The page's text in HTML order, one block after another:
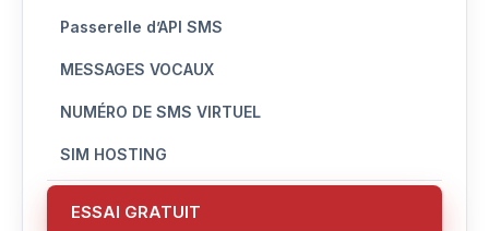
Passerelle d’API SMS
MESSAGES VOCAUX
NUMÉRO DE SMS VIRTUEL
SIM HOSTING
ESSAI GRATUIT